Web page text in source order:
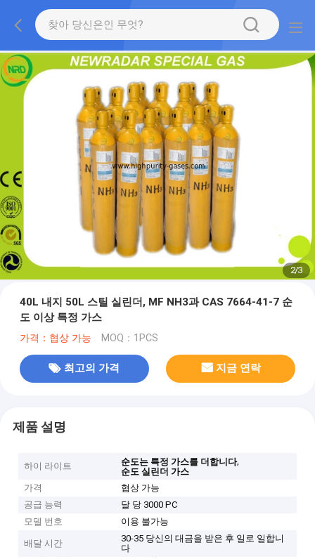
2/3
40L 내지 50L 스틸 실린더, MF NH3과 CAS 7664-41-7 순
도 이상 특정 가스
가격：협상 가능 MOQ：1PCS
최고의 가격 지금 연락
제품 설명
하이 라이트 순도는 특정 가스를 더합니다,
순도 실린더 가스
가격
협상 가능
공급 능력
달 당 3000 PC
모델 번호
이용 불가능
배달 시간
30-35 당신의 대금을 받은 후 일로 일합니
다